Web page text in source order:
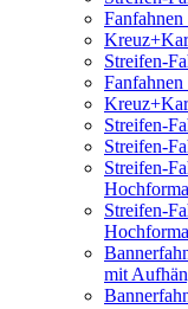
Streifen-
Streifen-
Streifen-
Streifen-
Streifen-
mit